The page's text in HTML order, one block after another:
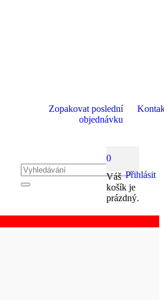
Zopakovat poslední
objednávku
0
Váš
košík je
prázdný.
Přihlásit